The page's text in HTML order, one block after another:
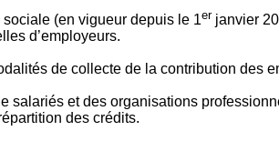
(en vigueur depuis le 1er janvier
d’employeurs.
de collecte de la contribution des
et des organisations
des crédits.